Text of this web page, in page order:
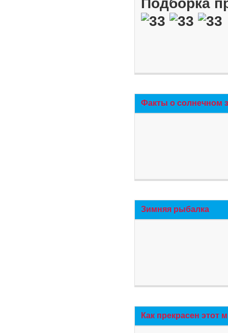
Факты о солнечном
Зимняя рыбалка
Как прекрасен этот